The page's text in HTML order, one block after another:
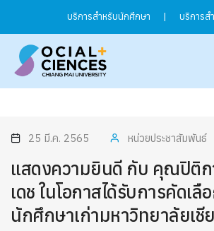
บริการสำหรับนักศึกษา | บริการส
25 มี.ค. 2565 หน่วยประชาสัมพันธ์
แสดงความยินดี กับ คุณปิติ
เดช ในโอกาสได้รับการคัดเลื
นักศึกษาเก่ามหาวิทยาลัยเชี